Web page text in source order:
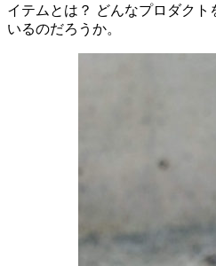
イテムとは？ どんなプロダクト
いるのだろうか。